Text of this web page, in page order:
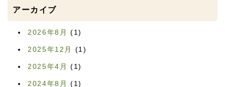
アーカイブ
2026年8月 (1)
2025年12月 (1)
2025年4月 (1)
2024年8月 (1)